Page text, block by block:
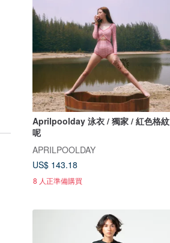
Aprilpoolday 泳衣 / 獨家 / 紅色格紋
呢
APRILPOOLDAY
US$ 143.18
8 人正準備購買